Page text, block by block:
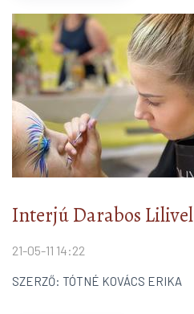
Interjú Darabos Lilivel
21-05-11 14:22
SZERZŐ: TÓTNÉ KOVÁCS ERIKA